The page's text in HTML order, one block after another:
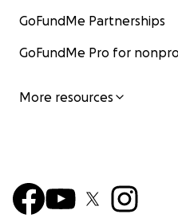
GoFundMe Partnerships
GoFundMe Pro for
More resources